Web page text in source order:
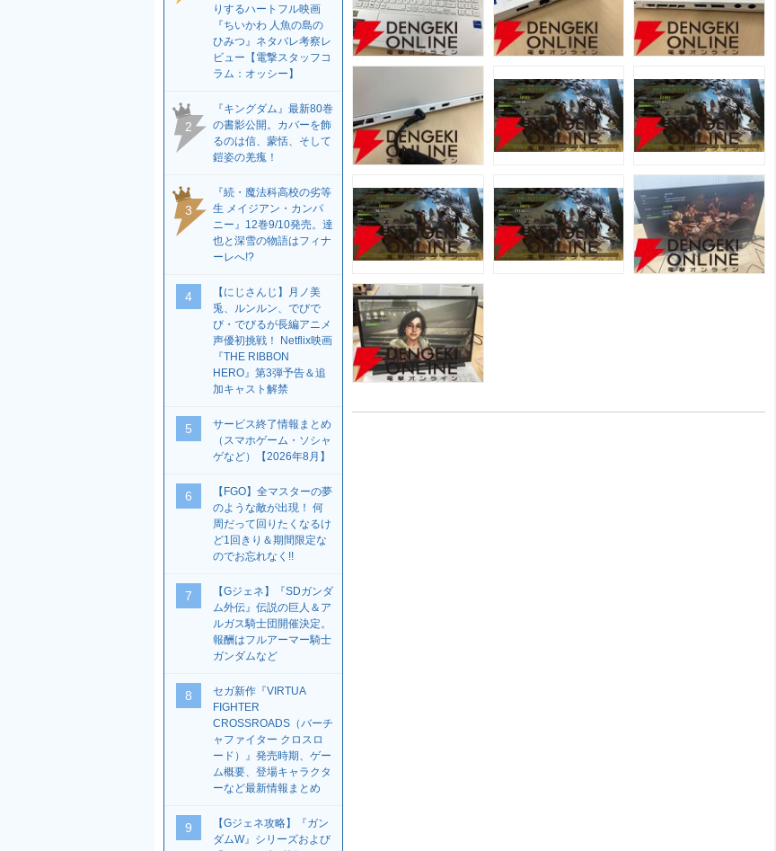
りするハートフル映画
『ちいかわ 人魚の島の
ひみつ』ネタバレ考察レ
ビュー【電撃スタッフコ
ラム：オッシー】
2
『キングダム』最新80巻
の書影公開。カバーを飾
るのは信、蒙恬、そして
鎧姿の羌瘣！
3
『続・魔法科高校の劣等
生 メイジアン・カンパ
ニー』12巻9/10発売。達
也と深雪の物語はフィナ
ーレへ!?
4
【にじさんじ】月ノ美
兎、ルンルン、でびで
び・でびるが長編アニメ
声優初挑戦！ Netflix映画
『THE RIBBON
HERO』第3弾予告＆追
加キャスト解禁
5
サービス終了情報まとめ
（スマホゲーム・ソシャ
ゲなど）【2026年8月】
6
【FGO】全マスターの夢
のような敵が出現！ 何
周だって回りたくなるけ
ど1回きり＆期間限定な
のでお忘れなく!!
7
【Gジェネ】『SDガンダ
ム外伝』伝説の巨人＆ア
ルガス騎士団開催決定。
報酬はフルアーマー騎士
ガンダムなど
8
セガ新作『VIRTUA
FIGHTER
CROSSROADS（バーチ
ャファイター クロスロ
ード）』発売時期、ゲー
ム概要、登場キャラクタ
ーなど最新情報まとめ
9
【Gジェネ攻略】『ガン
ダムW』シリーズおよび